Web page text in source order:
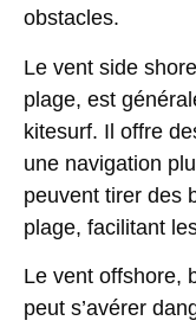
obstacles.
Le vent side
plage, est
kitesurf. Il offre
une navigation
peuvent tirer des
plage, facilitant
Le vent offshore,
peut s’avérer